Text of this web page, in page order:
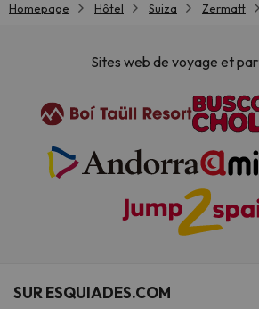
Homepage Hôtel Suiza Zermatt
Sites web de voyage et
SUR ESQUIADES.COM